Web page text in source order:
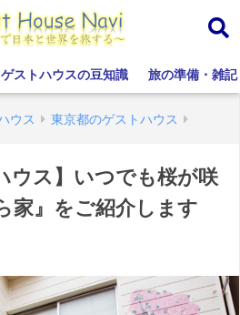
ゲストハウスの豆知識 旅の準備・雑記
ウス 東京都のゲストハウス
ウス】いつでも桜が咲
家』をご紹介します